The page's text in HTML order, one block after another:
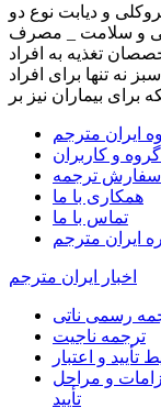
و دیابت نوع دو
و سلامت _ مصرف
تغذیه به افراد
نه تنها برای افراد
ایران مترجم
و کاربران
سفارش ترجمه
همکاری با ما
تماس با ما
ایران مترجم
اخبار ایران مترجم
رسمی ناتی
ترجمه ناجیت
و اعتبار
و مراحل
تأیید